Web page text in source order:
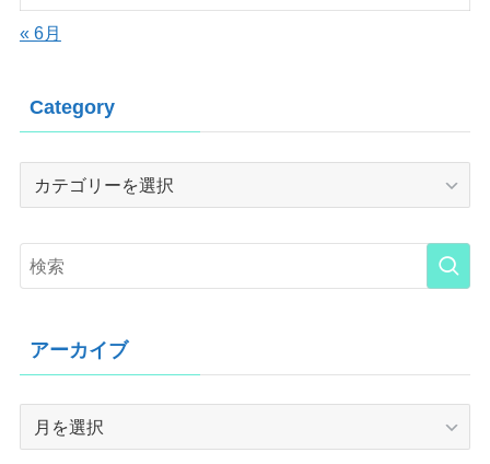
« 6月
Category
Category
アーカイブ